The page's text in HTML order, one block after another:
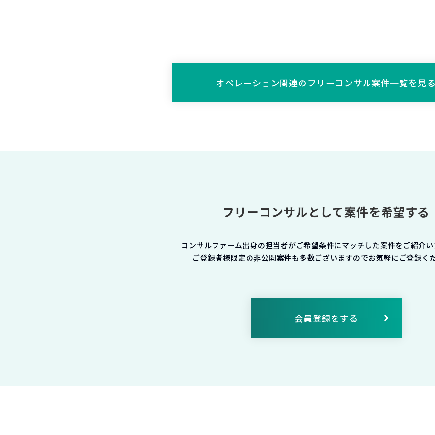
オペレーション関連のフリーコンサル案件一覧を見
フリーコンサルとして案件を希望する
コンサルファーム出身の担当者がご希望条件にマッチした案件をご紹介
ご登録者様限定の非公開案件も多数ございますのでお気軽にご登録く
会員登録をする